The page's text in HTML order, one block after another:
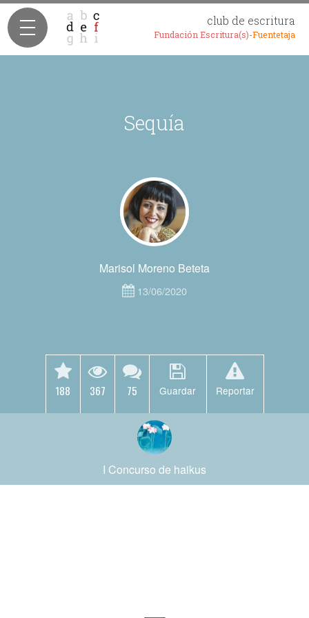
club de escritura
Fundación Escritura(s)-Fuentetaja
Sequía
Marisol Moreno Beteta
13/06/2020
188 367 75 Guardar Reportar
I Concurso de haikus